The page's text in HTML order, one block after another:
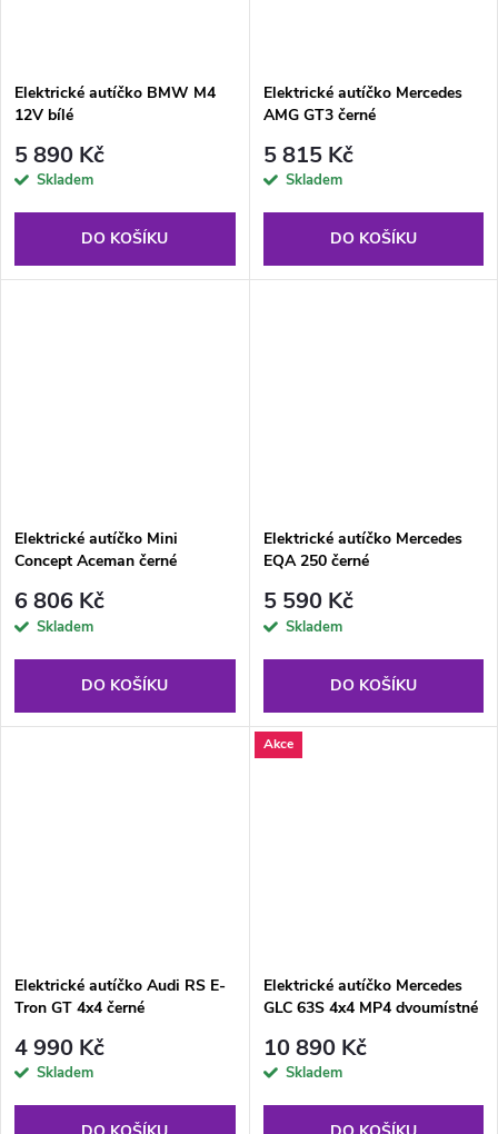
Elektrické autíčko BMW M4
12V bílé
5 890 Kč
Skladem
DO KOŠÍKU
Elektrické autíčko Mercedes
AMG GT3 černé
5 815 Kč
Skladem
DO KOŠÍKU
Elektrické autíčko Mini
Concept Aceman černé
6 806 Kč
Skladem
DO KOŠÍKU
Elektrické autíčko Mercedes
EQA 250 černé
5 590 Kč
Skladem
DO KOŠÍKU
Elektrické autíčko Audi RS E-
Tron GT 4x4 černé
4 990 Kč
Skladem
Akce
Elektrické autíčko Mercedes
GLC 63S 4x4 MP4 dvoumístné
10 890 Kč
Skladem